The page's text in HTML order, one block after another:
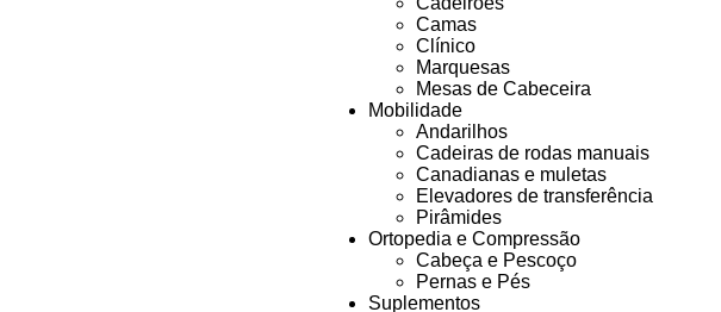
Camas
Clínico
Marquesas
Mesas de Cabeceira
Mobilidade
Andarilhos
Cadeiras de rodas manuais
Canadianas e muletas
Elevadores de transferência
Pirâmides
Ortopedia e Compressão
Cabeça e Pescoço
Pernas e Pés
Suplementos